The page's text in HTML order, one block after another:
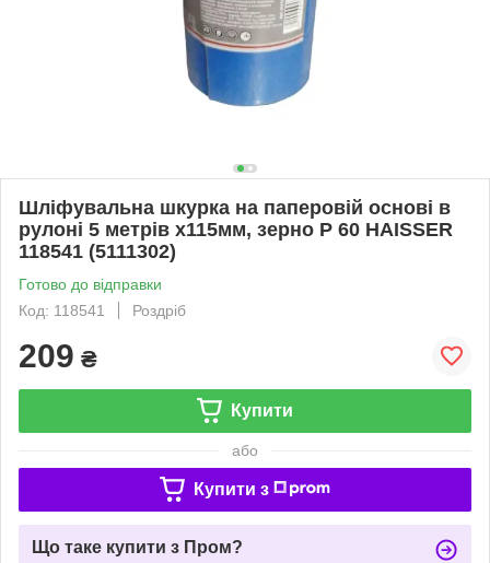
Шліфувальна шкурка на паперовій основі в
рулоні 5 метрів х115мм, зерно P 60 HAISSER
118541 (5111302)
Готово до відправки
Код: 118541
Роздріб
209 ₴
Купити
або
Купити з
Що таке купити з Пром?